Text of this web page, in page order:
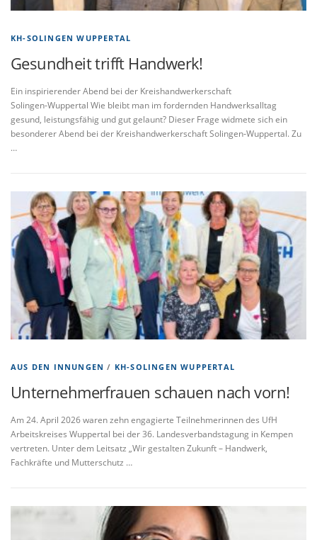
KH-SOLINGEN WUPPERTAL
Gesundheit trifft Handwerk!
Ein inspirierender Abend bei der Kreishandwerkerschaft
Solingen‑Wuppertal Wie bleibt man im fordernden Handwerksalltag
gesund, leistungsfähig und gut gelaunt? Dieser Frage widmete sich ein
besonderer Abend bei der Kreishandwerkerschaft Solingen‑Wuppertal. Zu
…
AUS DEN INNUNGEN / KH-SOLINGEN WUPPERTAL
Unternehmerfrauen schauen nach vorn!
Am 24. April 2026 waren zehn engagierte Teilnehmerinnen des UfH
Arbeitskreises Wuppertal bei der 36. Landesverbandstagung in Kempen
vertreten. Unter dem Leitsatz „Wir gestalten Zukunft – Handwerk,
Fachkräfte und Mutterschutz …